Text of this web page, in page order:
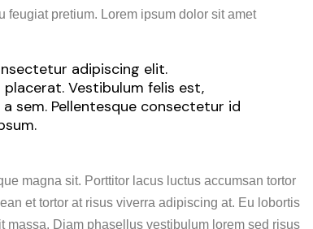
feugiat pretium. Lorem ipsum dolor sit amet
adipiscing elit.
Vestibulum felis est,
sem. Pellentesque consectetur id
magna sit. Porttitor lacus luctus accumsan tortor
et tortor at risus viverra adipiscing at. Eu lobortis
Diam phasellus vestibulum lorem sed risus